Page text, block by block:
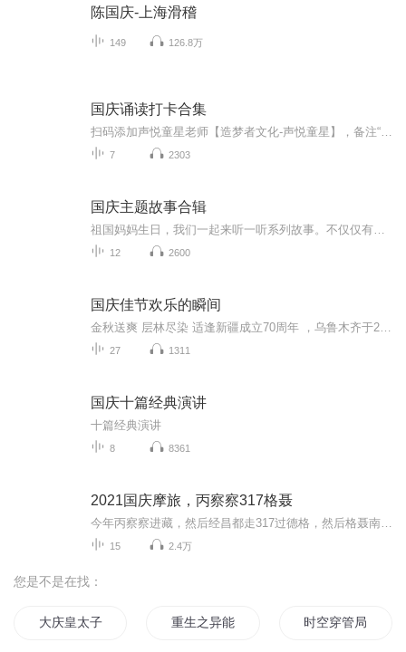
陈国庆-上海滑稽
149 126.8万
国庆诵读打卡合集
7 2303
国庆主题故事合辑
12 2600
国庆佳节欢乐的瞬间
27 1311
国庆十篇经典演讲
十篇经典演讲
8 8361
2021国庆摩旅，丙察察317格聂
15 2.4万
您是不是在找：
大庆皇太子 重生之异能管理局 时空穿管局